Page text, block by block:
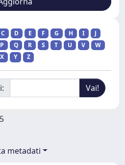
C D E F G H I
J
P Q R S T U V
W
X
Y Z
metadati